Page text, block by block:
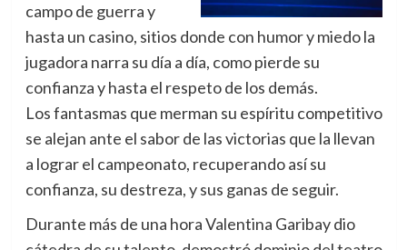
campo de guerra y
hasta un casino, sitios donde con humor y miedo la
jugadora narra su día a día, como pierde su
confianza y hasta el respeto de los demás.
Los fantasmas que merman su espíritu competitivo
se alejan ante el sabor de las victorias que la llevan
a lograr el campeonato, recuperando así su
confianza, su destreza, y sus ganas de seguir.
Durante más de una hora Valentina Garibay dio